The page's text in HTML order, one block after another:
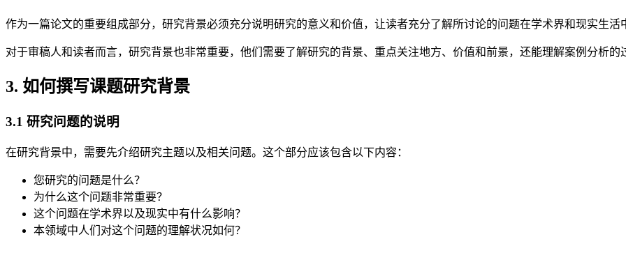
作为一篇论文的重要组成部分，研究背景必须充分说明研究的意义和价值，让读者充分了解所讨论的问题在学术界和现实生活
对于审稿人和读者而言，研究背景也非常重要，他们需要了解研究的背景、重点关注地方、价值和前景，还能理解案例分析的
3. 如何撰写课题研究背景
3.1 研究问题的说明
在研究背景中，需要先介绍研究主题以及相关问题。这个部分应该包含以下内容：
您研究的问题是什么？
为什么这个问题非常重要？
这个问题在学术界以及现实中有什么影响？
本领域中人们对这个问题的理解状况如何？